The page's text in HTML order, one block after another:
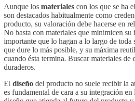
Aunque los materiales con los que se ha
son destacados habitualmente como
producto, su valoración debe hacerse en
No basta con materiales que minimicen su
importante que lo hagan a lo largo de
que dure lo más posible, y su máxima
cuando ésta termina. Buscar materiales de
duraderos.
El diseño del producto no suele recibir la
es fundamental de cara a su integración